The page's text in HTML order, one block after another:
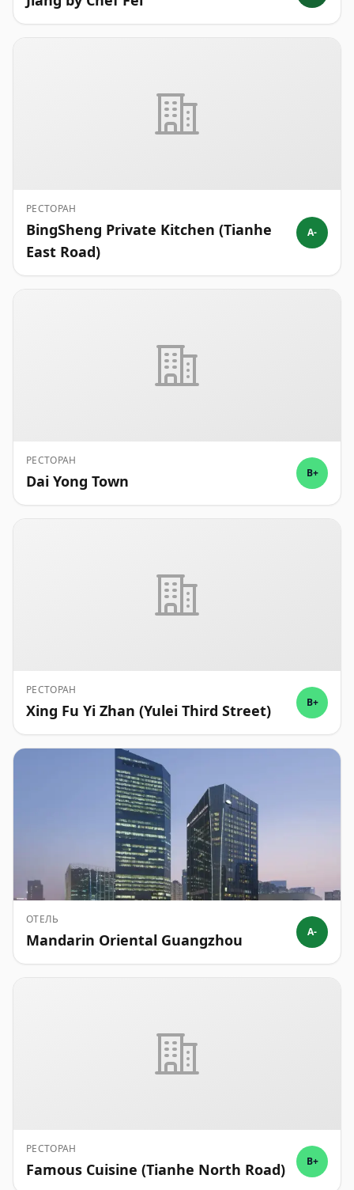
РЕСТОРАН
BingSheng Private Kitchen (Tianhe
East Road)
A-
РЕСТОРАН
Dai Yong Town B+
РЕСТОРАН
Xing Fu Yi Zhan (Yulei Third Street) B+
ОТЕЛЬ
Mandarin Oriental Guangzhou A-
РЕСТОРАН
Famous Cuisine (Tianhe North Road) B+